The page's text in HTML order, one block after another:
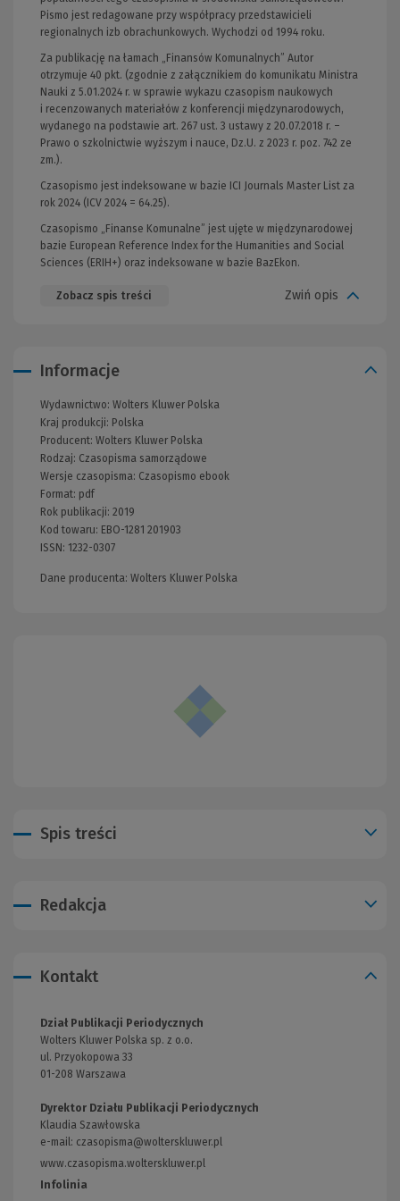
Pismo jest redagowane przy współpracy przedstawicieli
regionalnych izb obrachunkowych. Wychodzi od 1994 roku.
Za publikację na łamach „Finansów Komunalnych” Autor
otrzymuje 40 pkt. (zgodnie z załącznikiem do komunikatu Ministra
Nauki z 5.01.2024 r. w sprawie wykazu czasopism naukowych
i recenzowanych materiałów z konferencji międzynarodowych,
wydanego na podstawie art. 267 ust. 3 ustawy z 20.07.2018 r. –
Prawo o szkolnictwie wyższym i nauce, Dz.U. z 2023 r. poz. 742 ze
zm.).
Czasopismo jest indeksowane w bazie ICI Journals Master List za
rok 2024 (ICV 2024 = 64.25).
Czasopismo „Finanse Komunalne” jest ujęte w międzynarodowej
bazie European Reference Index for the Humanities and Social
Sciences (ERIH+) oraz indeksowane w bazie BazEkon.
Zobacz spis treści Zwiń opis
Informacje
Wydawnictwo: Wolters Kluwer Polska
Kraj produkcji: Polska
Producent: Wolters Kluwer Polska
Rodzaj: Czasopisma samorządowe
Wersje czasopisma: Czasopismo ebook
Format: pdf
Rok publikacji: 2019
Kod towaru: EBO-1281 201903
ISSN: 1232-0307
Dane producenta: Wolters Kluwer Polska
Spis treści
Redakcja
Kontakt
Dział Publikacji Periodycznych
Wolters Kluwer Polska sp. z o.o.
ul. Przyokopowa 33
01-208 Warszawa
Dyrektor Działu Publikacji Periodycznych
Klaudia Szawłowska
e-mail: czasopisma@wolterskluwer.pl
www.czasopisma.wolterskluwer.pl
Infolinia